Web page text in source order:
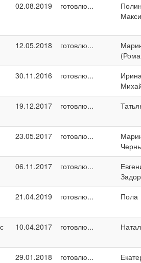
02.08.2019 готовлю...
12.05.2018 готовлю...
30.11.2016 готовлю...
19.12.2017 готовлю...
23.05.2017 готовлю...
06.11.2017 готовлю...
21.04.2019 готовлю... Пола
10.04.2017 готовлю...
29.01.2018 готовлю...